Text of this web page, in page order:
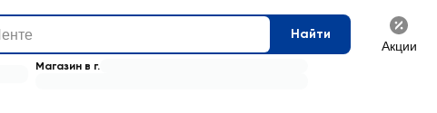
Найти
Акции
Магазин в г.